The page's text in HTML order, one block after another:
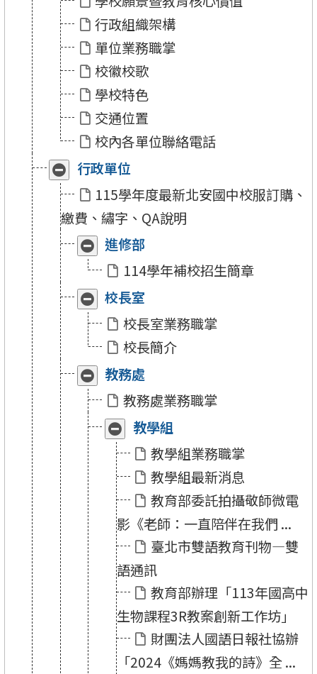
北
安」
北
安」 行政組織架構
單位業務職掌
校徽校歌
學校特色
交通位置
校內各單位聯絡電話
收
合
「行
政
單
位」
展
開
「行
政
單
位」
行政單位
115學年度最新北安國中校服訂購、
繳費、繡字、QA說明
收
合
「進
修
部」
展
開
「進
修
部」
進修部
114學年補校招生簡章
收
合
「校
室」
展
開
「校
室」
校長室
校長室業務職掌
校長簡介
收
合
「教
務
處」
展
開
「教
務
處」
教務處
教務處業務職掌
收
合
「教
組」
展
開
「教
組」
教學組
教學組業務職掌
教學組最新消息
教育部委託拍攝敬師微電
影《老師：一直陪伴在我們 ...
臺北市雙語教育刊物—雙
語通訊
教育部辦理「113年國高中
生物課程3R教案創新工作坊」
財團法人國語日報社協辦
「2024《媽媽教我的詩》全 ...